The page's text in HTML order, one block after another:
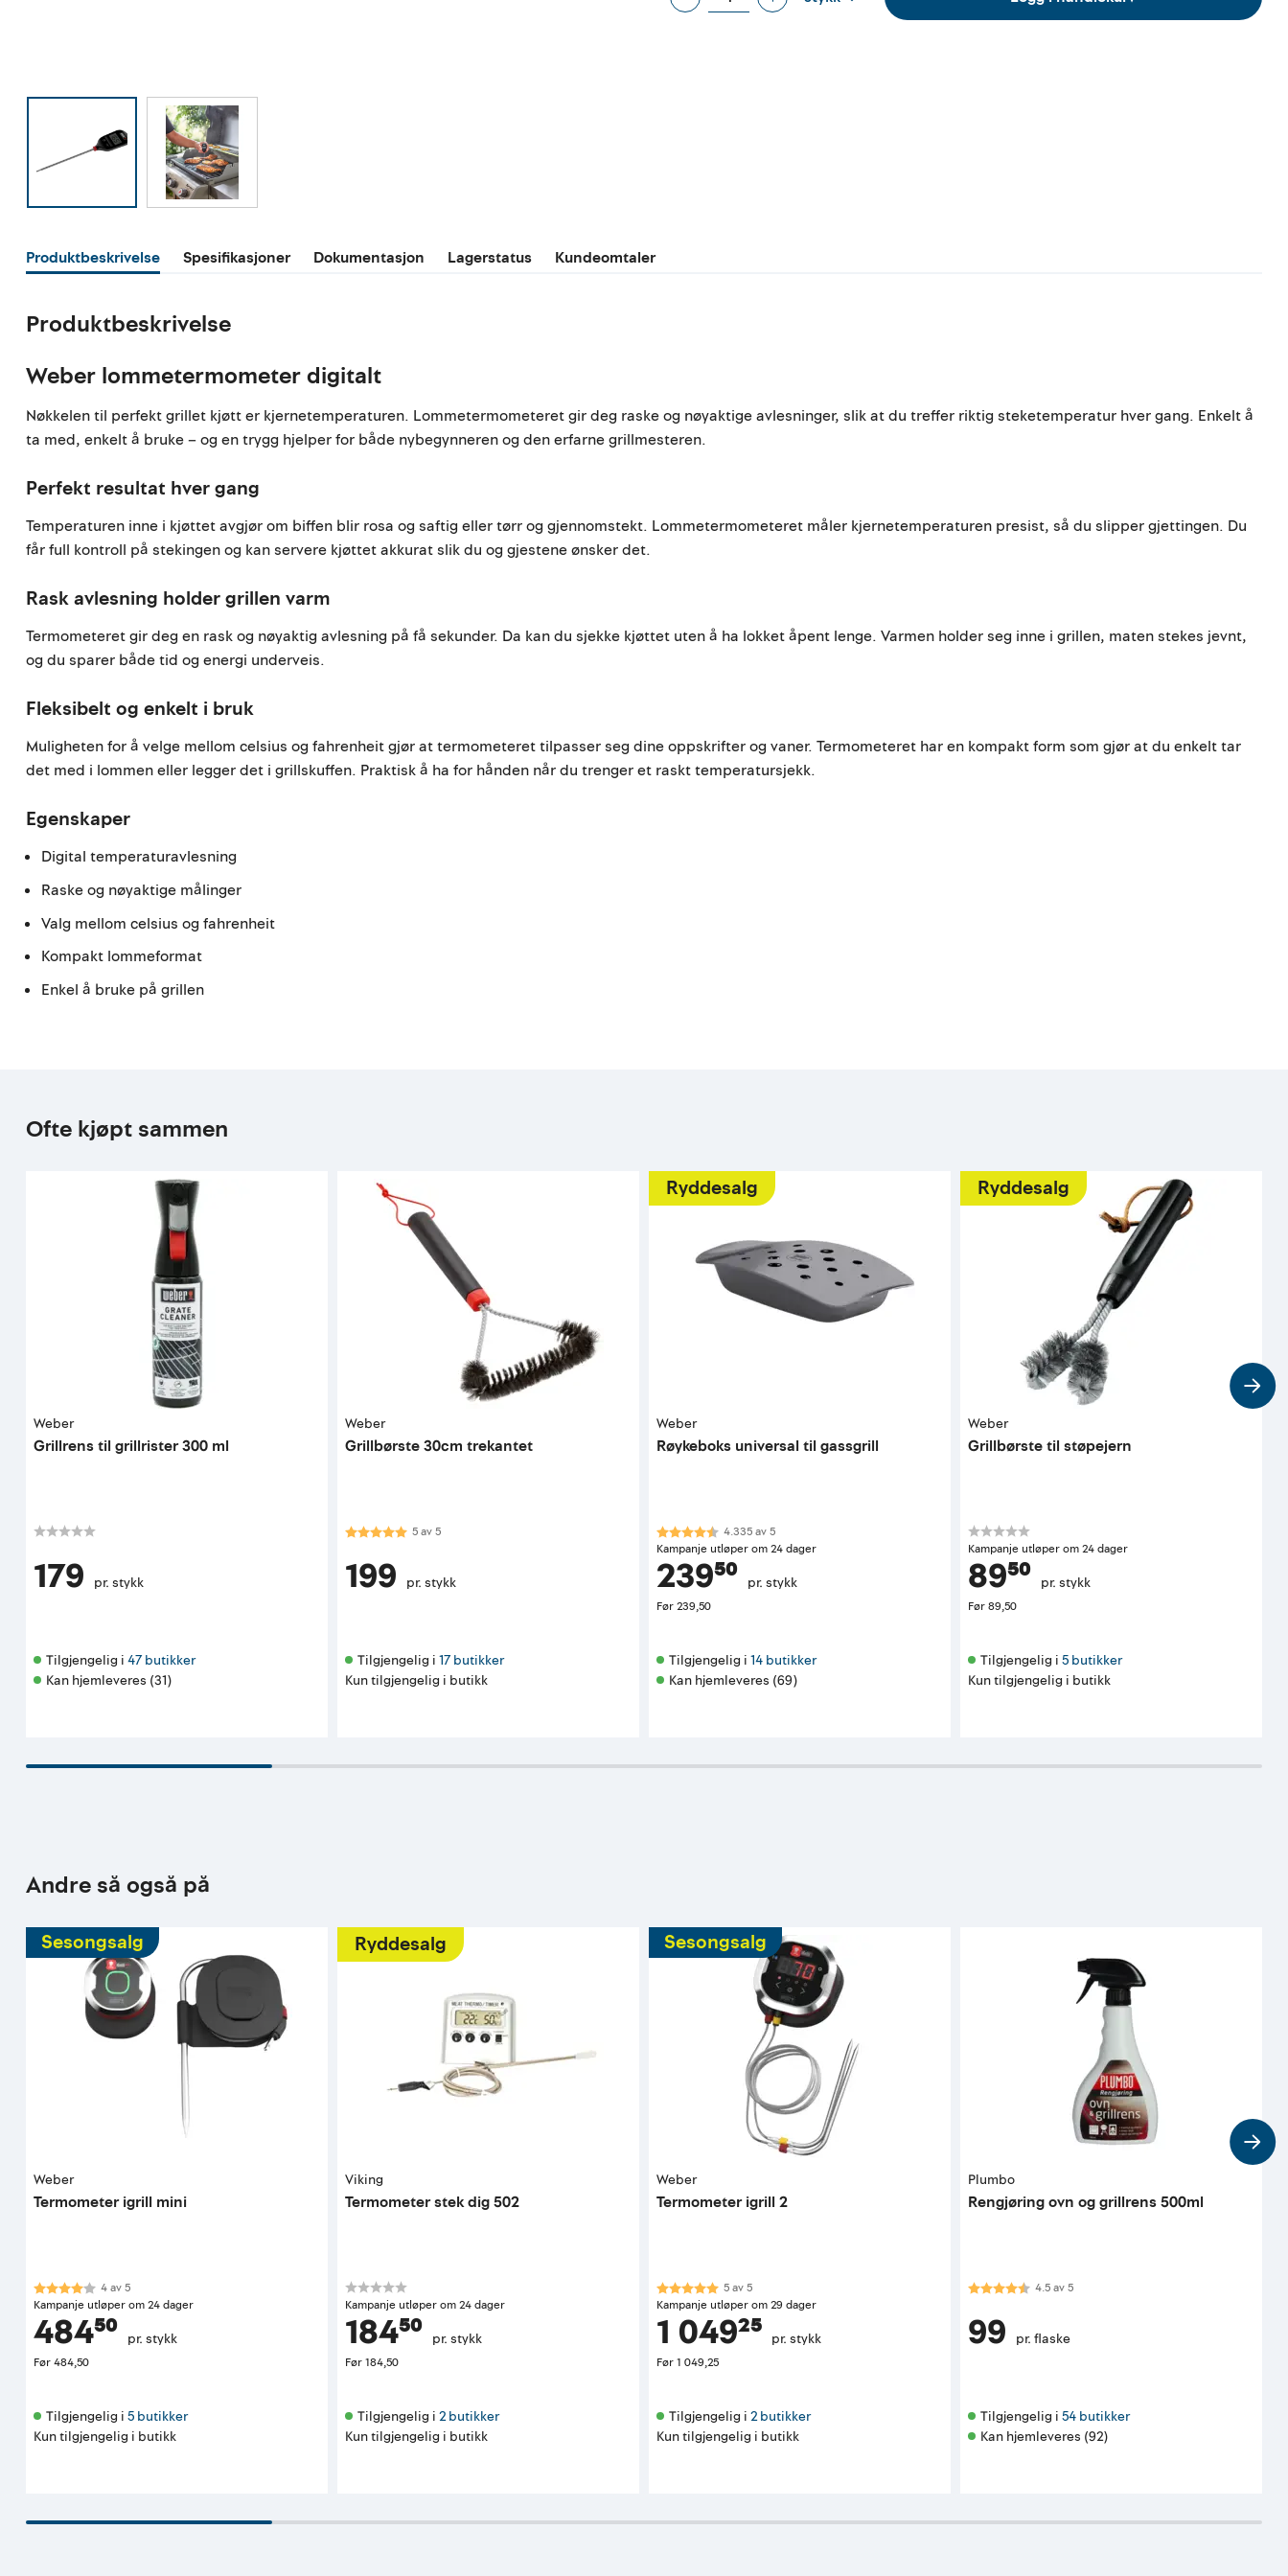
Produktbeskrivelse Spesifikasjoner Dokumentasjon Lagerstatus Kundeomtaler
Produktbeskrivelse
Weber lommetermometer digitalt
Nøkkelen til perfekt grillet kjøtt er kjernetemperaturen. Lommetermometeret gir deg raske og nøyaktige avlesninger, slik at du treffer riktig steketemperatur hver gang. Enkelt å
ta med, enkelt å bruke – og en trygg hjelper for både nybegynneren og den erfarne grillmesteren.
Perfekt resultat hver gang
Temperaturen inne i kjøttet avgjør om biffen blir rosa og saftig eller tørr og gjennomstekt. Lommetermometeret måler kjernetemperaturen presist, så du slipper gjettingen. Du
får full kontroll på stekingen og kan servere kjøttet akkurat slik du og gjestene ønsker det.
Rask avlesning holder grillen varm
Termometeret gir deg en rask og nøyaktig avlesning på få sekunder. Da kan du sjekke kjøttet uten å ha lokket åpent lenge. Varmen holder seg inne i grillen, maten stekes jevnt,
og du sparer både tid og energi underveis.
Fleksibelt og enkelt i bruk
Muligheten for å velge mellom celsius og fahrenheit gjør at termometeret tilpasser seg dine oppskrifter og vaner. Termometeret har en kompakt form som gjør at du enkelt tar
det med i lommen eller legger det i grillskuffen. Praktisk å ha for hånden når du trenger et raskt temperatursjekk.
Egenskaper
Digital temperaturavlesning
Raske og nøyaktige målinger
Valg mellom celsius og fahrenheit
Kompakt lommeformat
Enkel å bruke på grillen
Ofte kjøpt sammen
Weber
Grillrens til grillrister 300 ml
179 pr. stykk
Tilgjengelig i 47 butikker
Kan hjemleveres (31)
Weber
Grillbørste 30cm trekantet
Karakter:5.0 av 5 mulige
5av5
199 pr. stykk
Tilgjengelig i 17 butikker
Kun tilgjengelig i butikk
Ryddesalg
Weber
Røykeboks universal til gassgrill
Karakter:4.3 av 5 mulige
4.335av5
Kampanje utløper om 24 dager
239⁵⁰ pr. stykk
Før239,50
Tilgjengelig i 14 butikker
Kan hjemleveres (69)
Ryddesalg
Weber
Grillbørste til støpejern
Kampanje utløper om 24 dager
89⁵⁰ pr. stykk
Før89,50
Tilgjengelig i 5 butikker
Kun tilgjengelig i butikk
Andre så også på
Sesongsalg
Weber
Termometer igrill mini
Karakter:4.0 av 5 mulige
4av5
Kampanje utløper om 24 dager
484⁵⁰ pr. stykk
Før484,50
Tilgjengelig i 5 butikker
Kun tilgjengelig i butikk
Ryddesalg
Viking
Termometer stek dig 502
Kampanje utløper om 24 dager
184⁵⁰ pr. stykk
Før184,50
Tilgjengelig i 2 butikker
Kun tilgjengelig i butikk
Sesongsalg
Weber
Termometer igrill 2
Karakter:5.0 av 5 mulige
5av5
Kampanje utløper om 29 dager
1 049²⁵ pr. stykk
Før1 049,25
Tilgjengelig i 2 butikker
Kun tilgjengelig i butikk
Plumbo
Rengjøring ovn og grillrens 500ml
Karakter:4.5 av 5 mulige
4.5av5
99 pr. flaske
Tilgjengelig i 54 butikker
Kan hjemleveres (92)